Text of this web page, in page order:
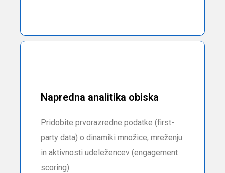
Napredna analitika obiska
Pridobite prvorazredne podatke (first-
party data) o dinamiki množice, mreženju
in aktivnosti udeležencev (engagement
scoring).